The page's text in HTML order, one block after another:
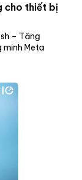
cho thiết bị
– Tăng
Meta